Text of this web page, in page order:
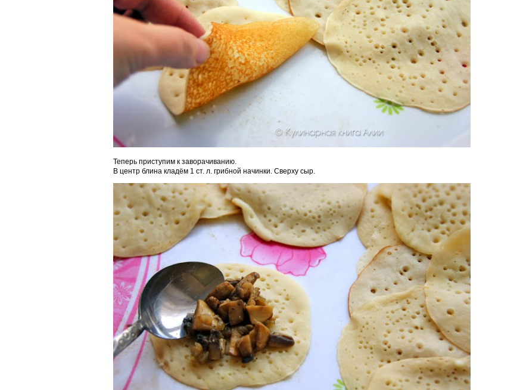
Теперь приступим к заворачиванию.
В центр блина кладём 1 ст. л. грибной начинки. Сверху сыр.